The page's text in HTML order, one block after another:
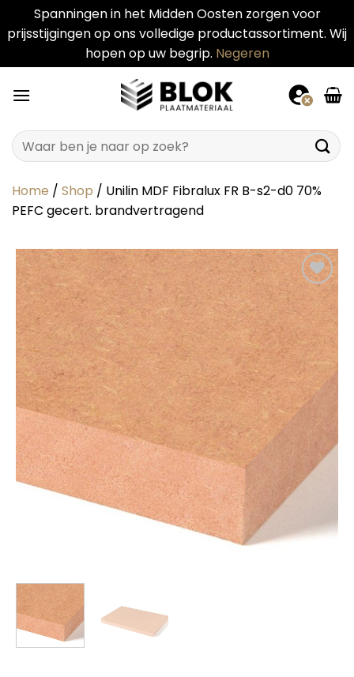
Spanningen in het Midden Oosten zorgen voor
prijsstijgingen op ons volledige productassortiment. Wij
hopen op uw begrip. Negeren
naar
Zoeken
naar:
Home / Shop / Unilin MDF Fibralux FR B-s2-d0 70%
PEFC gecert. brandvertragend